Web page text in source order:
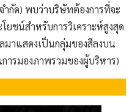
ำกัด) พบว่าบริษัทต้องการที่จะ
ชน์สำหรับการวิเคราะห์สูงสุด
มาแสดงเป็นกลุ่มของสีลงบน
ารมองภาพรวมของผู้บริหาร)